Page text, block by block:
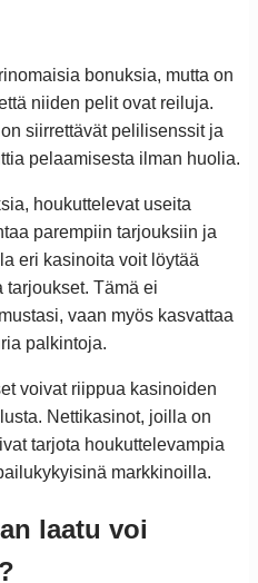
bonuksia, mutta on
niiden pelit ovat reiluja.
siirrettävät pelilisenssit ja
pelaamisesta ilman huolia.
houkuttelevat useita
parempiin tarjouksiin ja
eri kasinoita voit löytää
tarjoukset. Tämä ei
vaan myös kasvattaa
palkintoja.
voivat riippua kasinoiden
Nettikasinot, joilla on
tarjota houkuttelevampia
markkinoilla.
laatu voi